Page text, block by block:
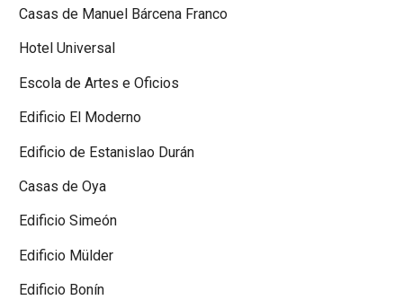
Casas de Manuel Bárcena Franco
Hotel Universal
Escola de Artes e Oficios
Edificio El Moderno
Edificio de Estanislao Durán
Casas de Oya
Edificio Simeón
Edificio Mülder
Edificio Bonín